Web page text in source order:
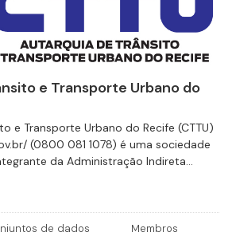
e Transporte Urbano do
e Transporte Urbano do Recife (CTTU)
(0800 081 1078) é uma sociedade
da Administração Indireta...
de dados Membros